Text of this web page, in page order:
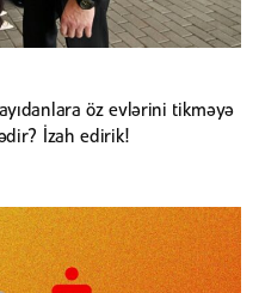
öz evlərini tikməyə
İzah edirik!